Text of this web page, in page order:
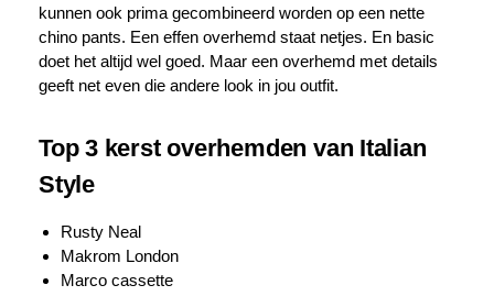
kunnen ook prima gecombineerd worden op een nette
chino pants. Een effen overhemd staat netjes. En basic
doet het altijd wel goed. Maar een overhemd met details
geeft net even die andere look in jou outfit.
Top 3 kerst overhemden van Italian
Style
Rusty Neal
Makrom London
Marco cassette